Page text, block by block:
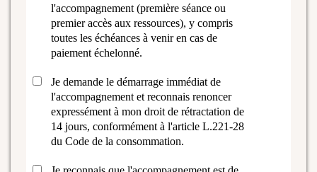
l'accompagnement (première séance ou
premier accès aux ressources), y compris
toutes les échéances à venir en cas de
paiement échelonné.
Je demande le démarrage immédiat de
l'accompagnement et reconnais renoncer
expressément à mon droit de rétractation de
14 jours, conformément à l'article L.221-28
du Code de la consommation.